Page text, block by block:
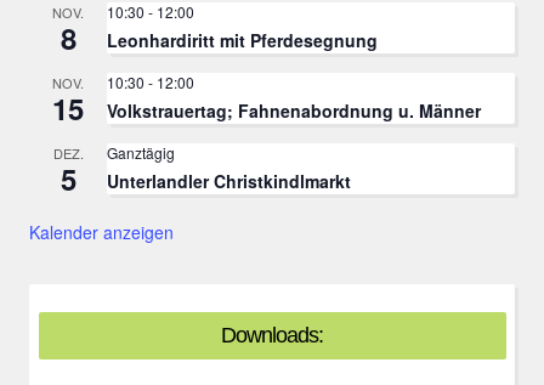
NOV.
8
10:30 - 12:00
Leonhardiritt mit Pferdesegnung
NOV.
15
10:30 - 12:00
Volkstrauertag; Fahnenabordnung u. Männer
DEZ.
5
Ganztägig
Unterlandler Christkindlmarkt
Kalender anzeigen
Downloads: